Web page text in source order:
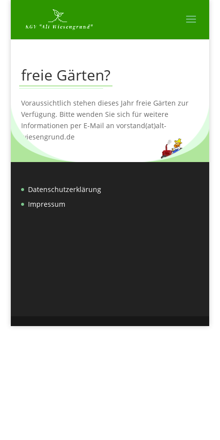
freie Gärten?
Voraussichtlich stehen dieses Jahr freie Gärten zur
Verfügung. Bitte wenden Sie sich für weitere
Informationen per E-Mail an vorstand(at)alt-
wiesengrund.de
Datenschutzerklärung
Impressum